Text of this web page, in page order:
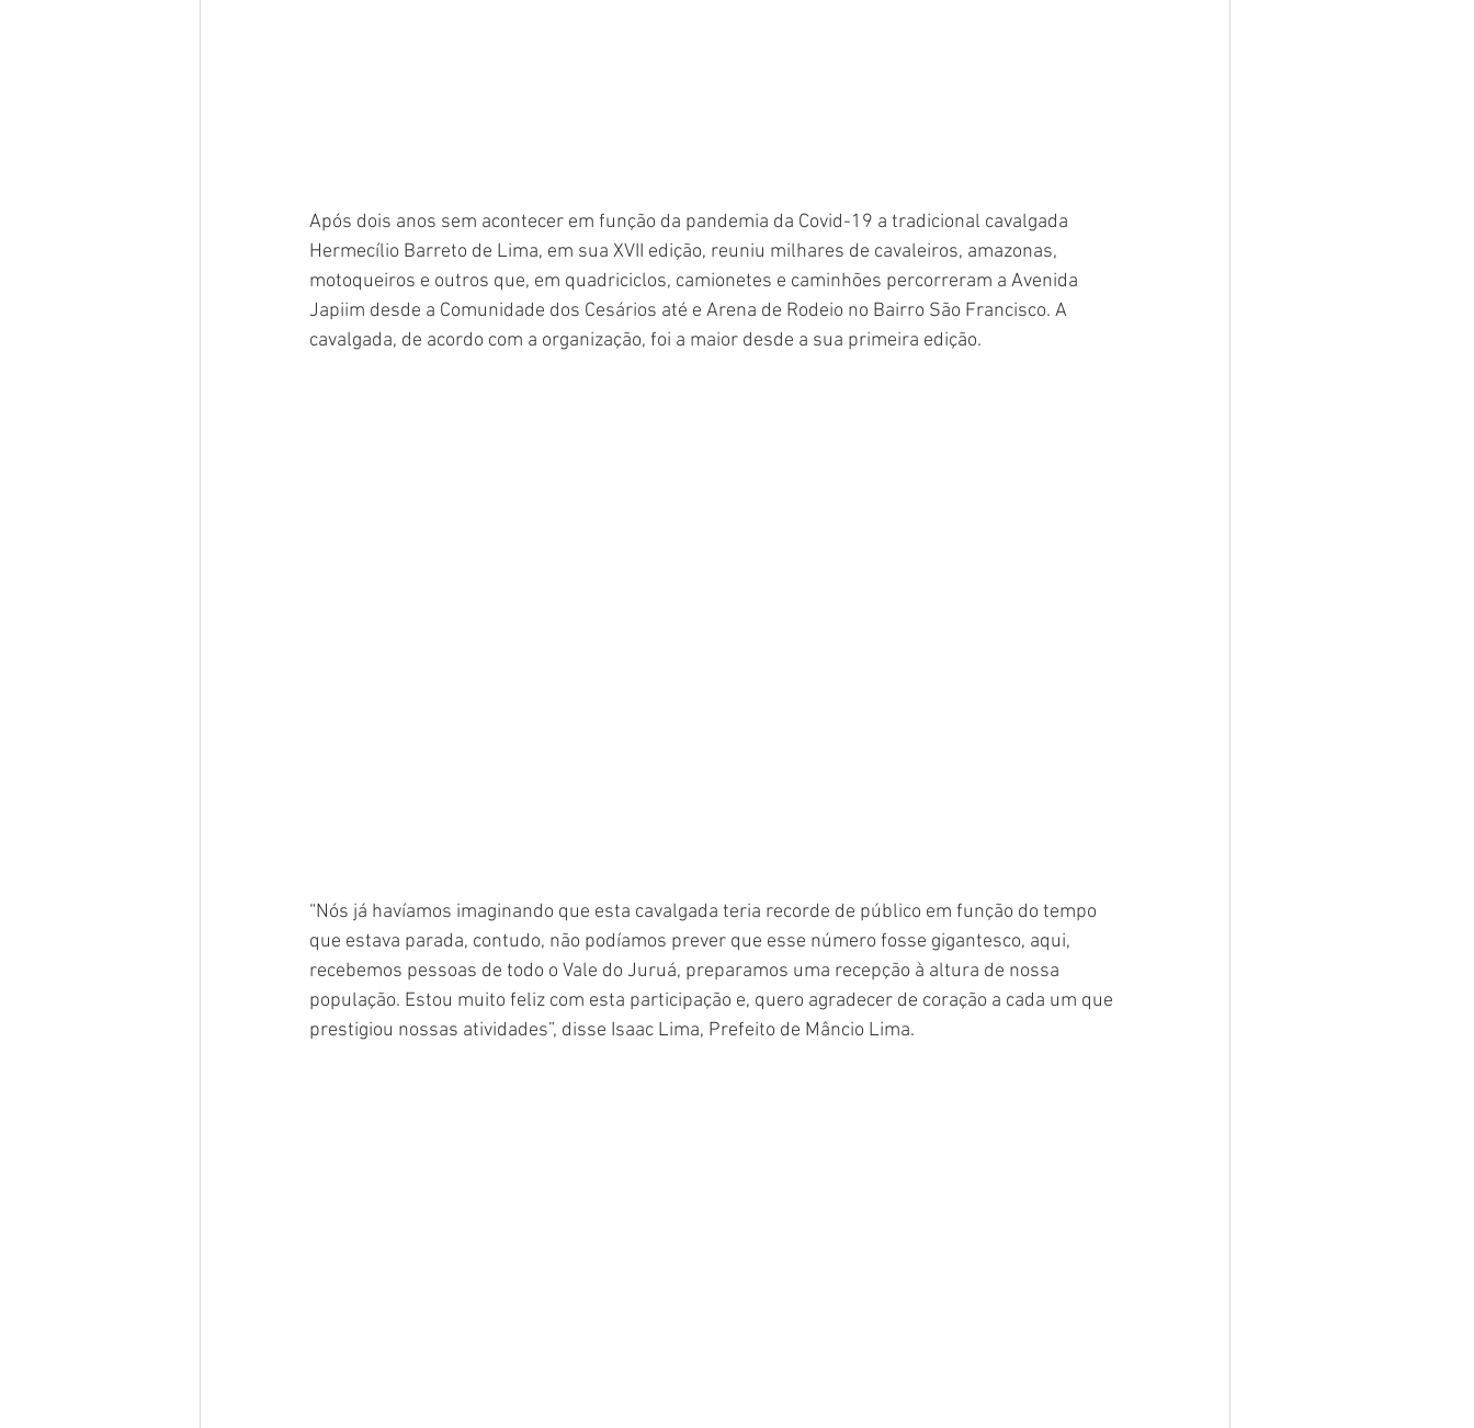
Após dois anos sem acontecer em função da pandemia da Covid-19 a tradicional cavalgada
Hermecílio Barreto de Lima, em sua XVII edição, reuniu milhares de cavaleiros, amazonas,
motoqueiros e outros que, em quadriciclos, camionetes e caminhões percorreram a Avenida
Japiim desde a Comunidade dos Cesários até e Arena de Rodeio no Bairro São Francisco. A
cavalgada, de acordo com a organização, foi a maior desde a sua primeira edição.
“Nós já havíamos imaginando que esta cavalgada teria recorde de público em função do tempo
que estava parada, contudo, não podíamos prever que esse número fosse gigantesco, aqui,
recebemos pessoas de todo o Vale do Juruá, preparamos uma recepção à altura de nossa
população. Estou muito feliz com esta participação e, quero agradecer de coração a cada um que
prestigiou nossas atividades”, disse Isaac Lima, Prefeito de Mâncio Lima.